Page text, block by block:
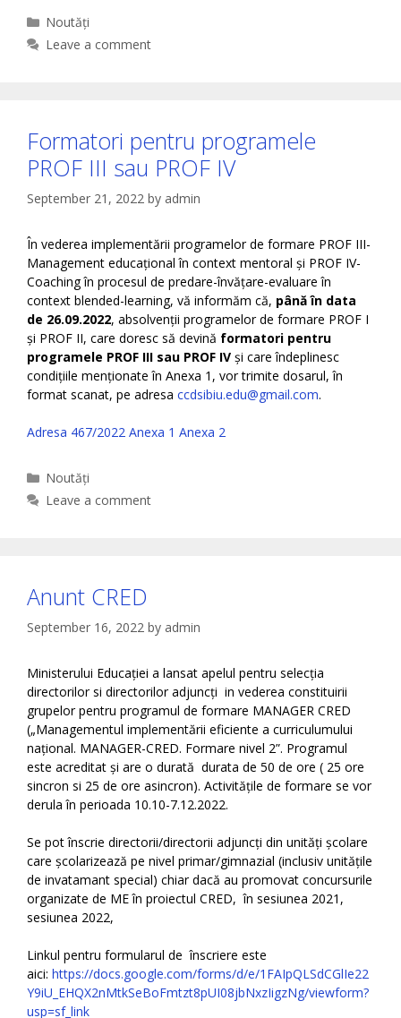
Categories
Noutăți
Leave a comment
Formatori pentru programele
PROF III sau PROF IV
September 21, 2022 by admin
În vederea implementării programelor de formare PROF III-
Management educațional în context mentoral și PROF IV-
Coaching în procesul de predare-învățare-evaluare în
context blended-learning, vă informăm că, până în data
de 26.09.2022, absolvenții programelor de formare PROF I
și PROF II, care doresc să devină formatori pentru
programele PROF III sau PROF IV și care îndeplinesc
condițiile menționate în Anexa 1, vor trimite dosarul, în
format scanat, pe adresa ccdsibiu.edu@gmail.com.
Adresa 467/2022 Anexa 1 Anexa 2
Categories
Noutăți
Leave a comment
Anunt CRED
September 16, 2022 by admin
Ministerului Educației a lansat apelul pentru selecția
directorilor si directorilor adjuncți in vederea constituirii
grupelor pentru programul de formare MANAGER CRED
(„Managementul implementării eficiente a curriculumului
național. MANAGER-CRED. Formare nivel 2”. Programul
este acreditat și are o durată durata de 50 de ore ( 25 ore
sincron si 25 de ore asincron). Activitățile de formare se vor
derula în perioada 10.10-7.12.2022.
Se pot înscrie directorii/directorii adjuncți din unități școlare
care școlarizează pe nivel primar/gimnazial (inclusiv unitățile
de invatamant special) chiar dacă au promovat concursurile
organizate de ME în proiectul CRED, în sesiunea 2021,
sesiunea 2022,
Linkul pentru formularul de înscriere este
aici: https://docs.google.com/forms/d/e/1FAIpQLSdCGlIe22
Y9iU_EHQX2nMtkSeBoFmtzt8pUI08jbNxzIigzNg/viewform?
usp=sf_link